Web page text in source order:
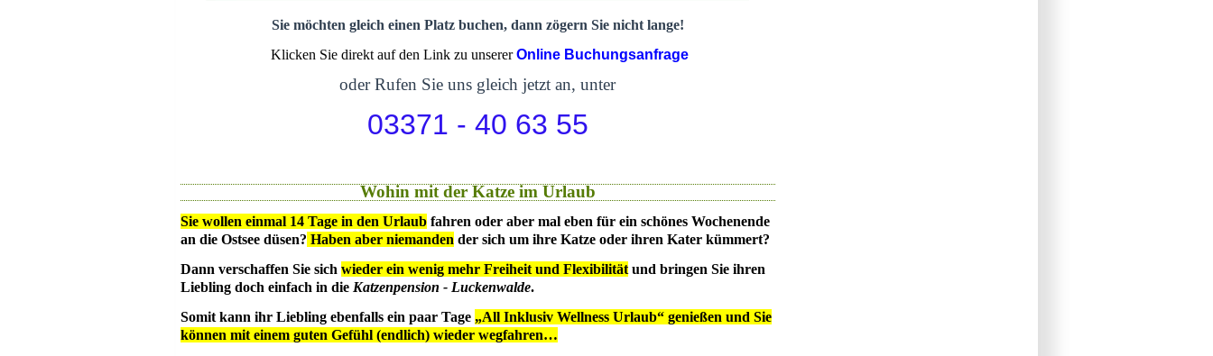
Sie möchten gleich einen Platz buchen, dann zögern Sie nicht lange!
Klicken Sie direkt auf den Link zu unsererOnline Buchungsanfrage
oder Rufen Sie uns gleich jetzt an, unter
03371 - 40 63 55
Wohin mit der Katze im Urlaub
Sie wollen einmal 14 Tage in den Urlaubfahren oder aber mal eben für ein schönes Wochenende
an die Ostsee düsen? Haben aber niemanden der sich um ihre Katze oder ihren Kater kümmert?
Dann verschaffen Sie sich wieder ein wenig mehr Freiheit und Flexibilitätund bringen Sie ihren
Liebling doch einfach in die Katzenpension - Luckenwalde.
Somit kann ihr Liebling ebenfalls ein paar Tage „All Inklusiv Wellness Urlaub“ genießen und Sie
können mit einem guten Gefühl (endlich) wieder wegfahren…